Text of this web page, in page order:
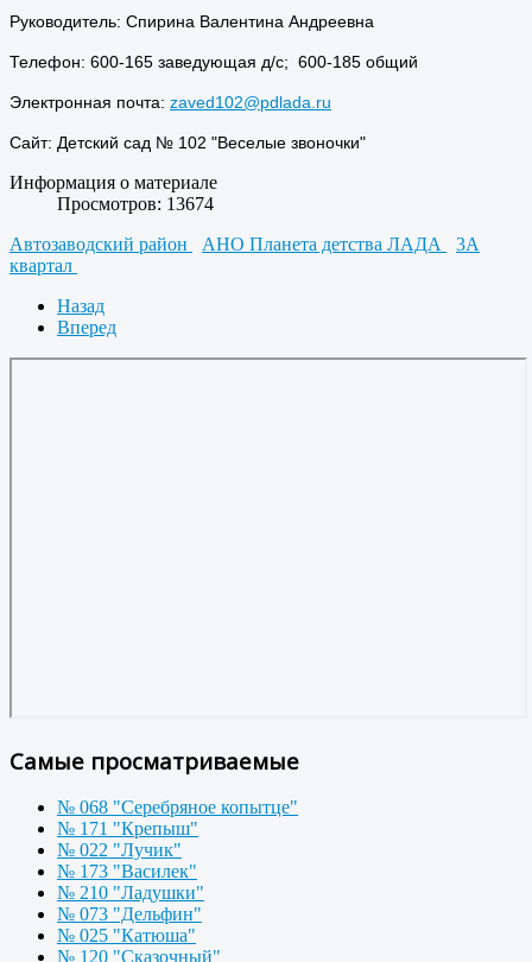
Руководитель: Спирина Валентина Андреевна
Телефон: 600-165 заведующая д/с; 600-185 общий
Электронная почта: zaved102@pdlada.ru
Сайт: Детский сад № 102 "Веселые звоночки"
Информация о материале
Просмотров: 13674
Автозаводский район
АНО Планета детства ЛАДА
3А
квартал
Назад
Вперед
Самые просматриваемые
№ 068 "Серебряное копытце"
№ 171 "Крепыш"
№ 022 "Лучик"
№ 173 "Василек"
№ 210 "Ладушки"
№ 073 "Дельфин"
№ 025 "Катюша"
№ 120 "Сказочный"